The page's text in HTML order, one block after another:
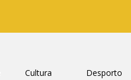
Cultura Desporto